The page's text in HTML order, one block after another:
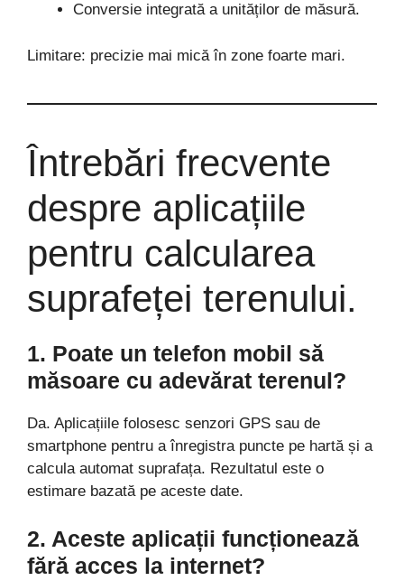
Conversie integrată a unităților de măsură.
Limitare: precizie mai mică în zone foarte mari.
Întrebări frecvente
despre aplicațiile
pentru calcularea
suprafeței terenului.
1. Poate un telefon mobil să
măsoare cu adevărat terenul?
Da. Aplicațiile folosesc senzori GPS sau de
smartphone pentru a înregistra puncte pe hartă și a
calcula automat suprafața. Rezultatul este o
estimare bazată pe aceste date.
2. Aceste aplicații funcționează
fără acces la internet?